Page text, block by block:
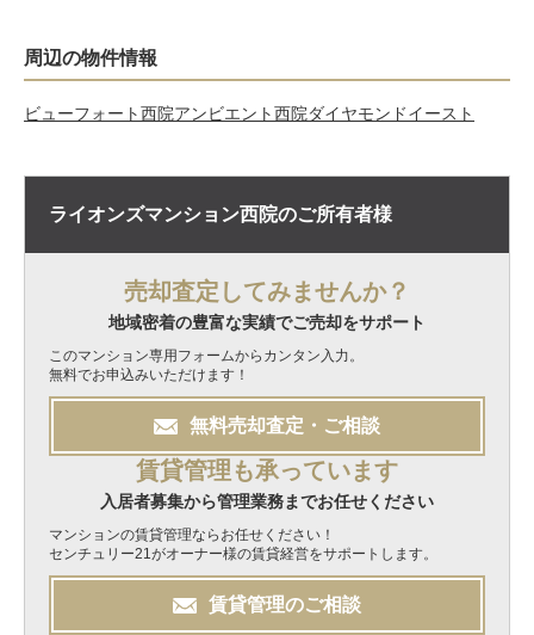
周辺の物件情報
ビューフォート西院アンビエント西院ダイヤモンドイースト
ライオンズマンション西院のご所有者様
売却査定してみませんか？
地域密着の豊富な実績でご売却をサポート
このマンション専用フォームからカンタン入力。
無料でお申込みいただけます！
無料売却査定・ご相談
賃貸管理も承っています
入居者募集から管理業務までお任せください
マンションの賃貸管理ならお任せください！
センチュリー21がオーナー様の賃貸経営をサポートします。
賃貸管理のご相談